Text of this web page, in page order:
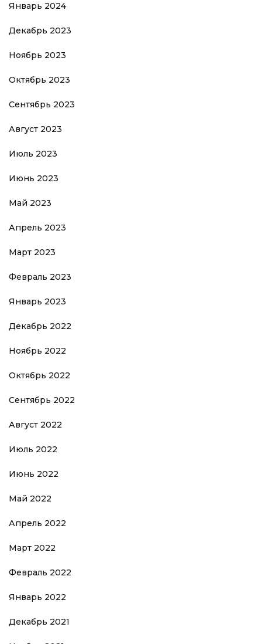
Январь 2024
Декабрь 2023
Ноябрь 2023
Октябрь 2023
Сентябрь 2023
Август 2023
Июль 2023
Июнь 2023
Май 2023
Апрель 2023
Март 2023
Февраль 2023
Январь 2023
Декабрь 2022
Ноябрь 2022
Октябрь 2022
Сентябрь 2022
Август 2022
Июль 2022
Июнь 2022
Май 2022
Апрель 2022
Март 2022
Февраль 2022
Январь 2022
Декабрь 2021